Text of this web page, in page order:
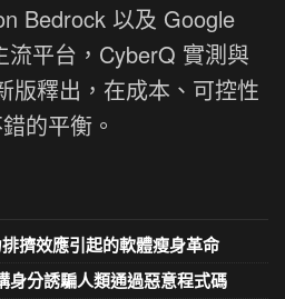
Bedrock 以及 Google
平台，CyberQ 實測與
版釋出，在成本、可控性
的平衡。
擠效應引起的軟體瘦身革命
分誘騙人類通過惡意程式碼